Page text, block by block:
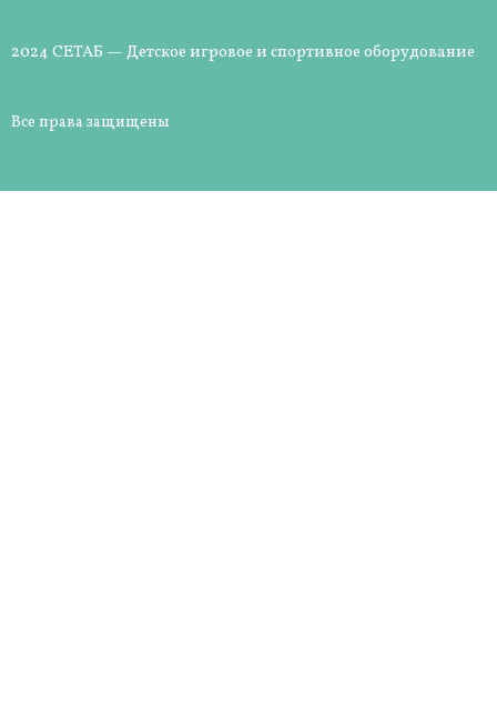
2024 СЕТАБ — Детское игровое и спортивное оборудование
Все права защищены